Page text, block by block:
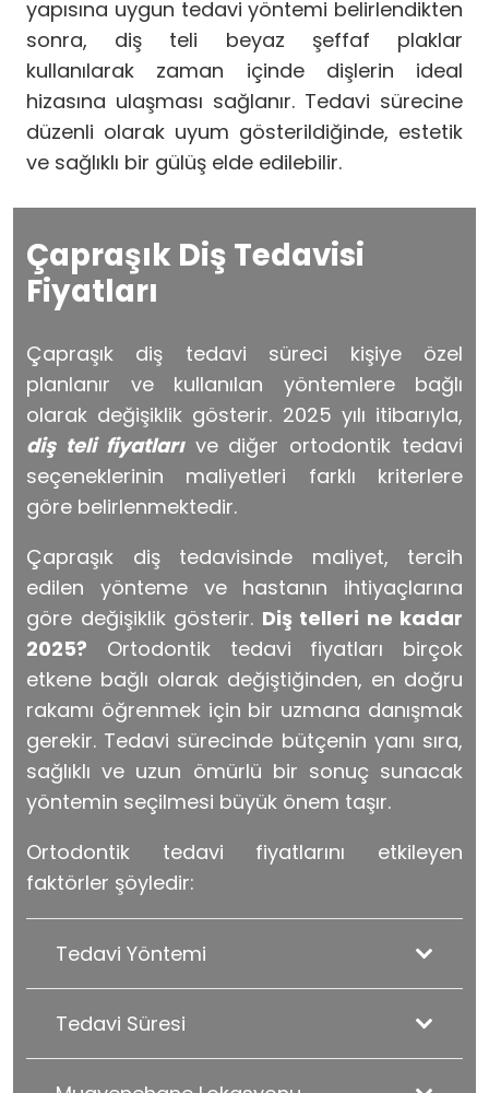
yapısına uygun tedavi yöntemi belirlendikten
sonra, diş teli beyaz şeffaf plaklar
kullanılarak zaman içinde dişlerin ideal
hizasına ulaşması sağlanır. Tedavi sürecine
düzenli olarak uyum gösterildiğinde, estetik
ve sağlıklı bir gülüş elde edilebilir.
Çapraşık Diş Tedavisi
Fiyatları
Çapraşık diş tedavi süreci kişiye özel
planlanır ve kullanılan yöntemlere bağlı
olarak değişiklik gösterir. 2025 yılı itibarıyla,
diş teli fiyatlarıve diğer ortodontik tedavi
seçeneklerinin maliyetleri farklı kriterlere
göre belirlenmektedir.
Çapraşık diş tedavisinde maliyet, tercih
edilen yönteme ve hastanın ihtiyaçlarına
göre değişiklik gösterir. Diş telleri ne kadar
2025? Ortodontik tedavi fiyatları birçok
etkene bağlı olarak değiştiğinden, en doğru
rakamı öğrenmek için bir uzmana danışmak
gerekir. Tedavi sürecinde bütçenin yanı sıra,
sağlıklı ve uzun ömürlü bir sonuç sunacak
yöntemin seçilmesi büyük önem taşır.
Ortodontik tedavi fiyatlarını etkileyen
faktörler şöyledir:
Tedavi Yöntemi
Tedavi Süresi